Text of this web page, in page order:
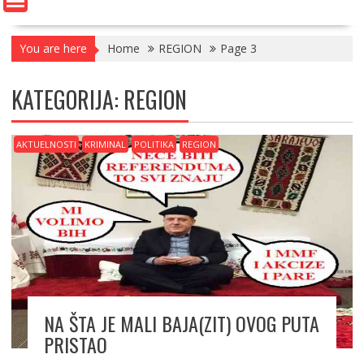
You are here Home REGION Page 3
KATEGORIJA: REGION
AKTUELNOSTI KRIMINAL POLITIKA REGION
NA ŠTA JE MALI BAJA(ZIT) OVOG PUTA
PRISTAO